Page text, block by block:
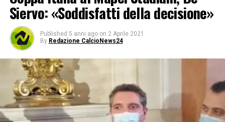
Siervo: «Soddisfatti della decisione»
Published 5 anni ago on 2 Aprile 2021
By Redazione CalcioNews24